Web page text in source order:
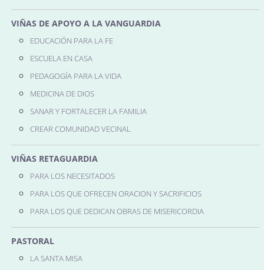
VIÑAS DE APOYO A LA VANGUARDIA
EDUCACIÓN PARA LA FE
ESCUELA EN CASA
PEDAGOGÍA PARA LA VIDA
MEDICINA DE DIOS
SANAR Y FORTALECER LA FAMILIA
CREAR COMUNIDAD VECINAL
VIÑAS RETAGUARDIA
PARA LOS NECESITADOS
PARA LOS QUE OFRECEN ORACION Y SACRIFICIOS
PARA LOS QUE DEDICAN OBRAS DE MISERICORDIA
PASTORAL
LA SANTA MISA